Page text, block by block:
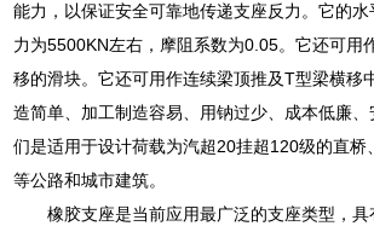
能力，以保证安全可靠地传递支座反力。它的
力为5500KN左右，摩阻系数为0.05。它还可用
移的滑块。它还可用作连续梁顶推及T型梁横移
造简单、加工制造容易、用钠过少、成本低廉
们是适用于设计荷载为汽超20挂超120级的直桥
等公路和城市建筑。
橡胶支座是当前应用最广泛的支座类型，